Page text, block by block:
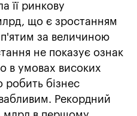
її ринкову
що є зростанням
п'ятим за величиною
не показує ознак
в умовах високих
бізнес
Рекордний